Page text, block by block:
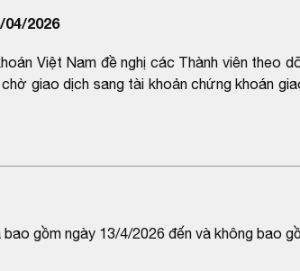
04/2026
Việt Nam đề nghị các Thành viên theo
giao dịch sang tài khoản chứng khoán
gồm ngày 13/4/2026 đến và không bao